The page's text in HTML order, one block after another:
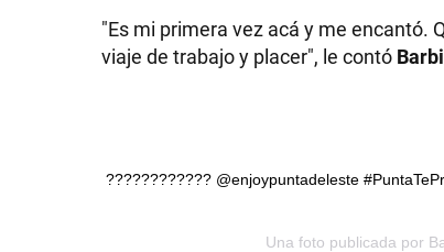
"Es mi primera vez acá y me encantó.
viaje de trabajo y placer", le contó
???????????? @enjoypuntadeleste
Una foto publicada por
SALUD